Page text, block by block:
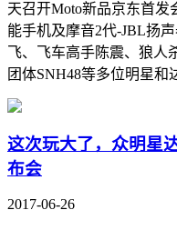
天召开Moto新品京东首发
能手机及摩音2代-JBL扬
飞、飞车高手陈震、狼人
团体SNH48等多位明星和
这次玩大了，众明星
布会
2017-06-26